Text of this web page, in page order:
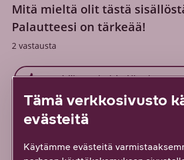
Mitä mieltä olit tästä
Palautteesi on tärkeää!
2 vastausta
Hyödyllinen tai mielenkiintoinen
Löysin etsimäni
Tämä verkkosivusto
evästeitä
Käytämme evästeitä